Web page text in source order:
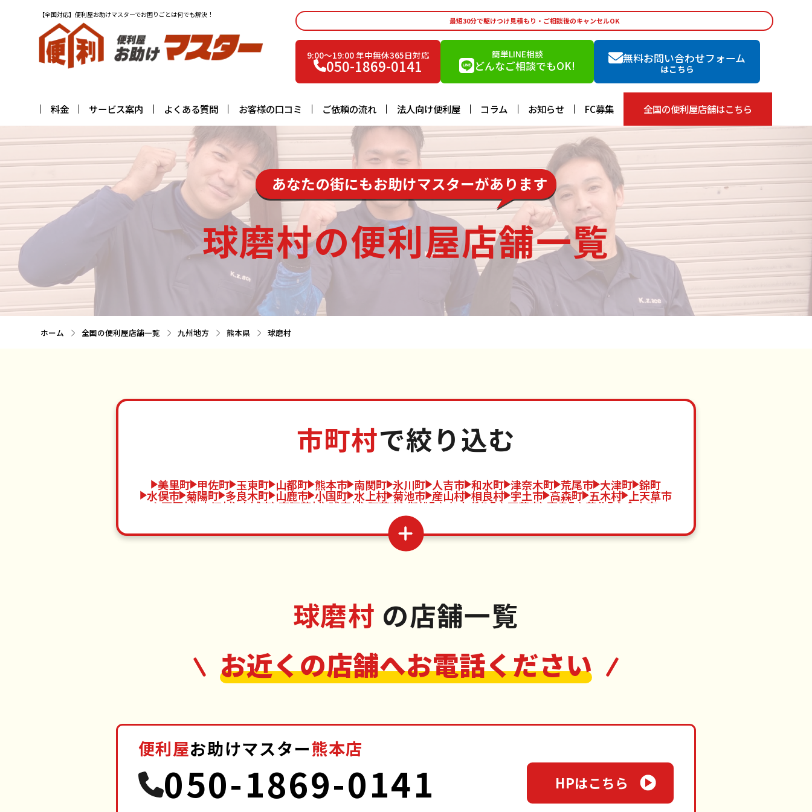
【全国対応】便利屋お助けマスターでお困りごとは何でも解決！
最短30分で駆けつけ見積もり・ご相談後のキャンセルOK
9:00〜19:00 年中無休365日対応
050-1869-0141
簡単LINE相談
どんなご相談でもOK!
無料お問い合わせフォーム
はこちら
料金 サービス案内 よくある質問 お客様の口コミ ご依頼の流れ 法人向け便利屋 コラム お知らせ FC募集 全国の便利屋店舗はこちら
あなたの街にもお助けマスターがあります
球磨村の便利屋店舗一覧
ホーム 全国の便利屋店舗一覧 九州地方 熊本県 球磨村
市町村で絞り込む
美里町 甲佐町 玉東町 山都町 熊本市 南関町 氷川町 人吉市 和水町 津奈木町 荒尾市 大津町 錦町
水俣市 菊陽町 多良木町 山鹿市 小国町 水上村 菊池市 産山村 相良村 宇土市 高森町 五木村 上天草市
西原村 山江村 宇城市 南阿蘇村 球磨村 阿蘇市 御船町 あさぎり町 天草市 嘉島町 苓北町 合志市
益城町
球磨村 の店舗一覧
お近くの店舗へお電話ください
便利屋お助けマスター熊本店
050-1869-0141 HPはこちら